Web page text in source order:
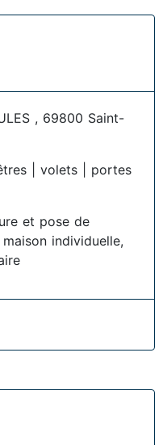
, 69800 Saint-
| volets | portes
et pose de
individuelle,